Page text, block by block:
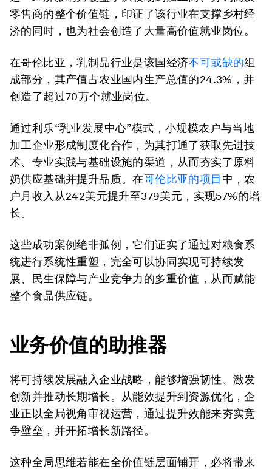
零售商的整个价值链，印证了该行业在支撑乡村经
济的同时，也为社会创造了大量高价值就业岗位。
在哥伦比亚，乳制品行业是该国经济不可或缺的组
成部分，其产值占农业国内生产总值的24.3%，并
创造了超过70万个就业岗位。
通过利乐“乳业发展中心”模式，小规模农户与当地
加工企业形成制度化合作，为其打通了获取先进技
术、专业实践与基础设施的渠道，从而夯实了原料
奶供应基础并提升品质。在哥伦比亚的项目 中，农
户月收入从242美元提升至379美元，实现57%的增
长。
这些成功案例绝非孤例，它们证实了通过对粮食系
统进行系统性重塑，完全可以协同实现可持续发
展、民生保障与产业竞争力的多重价值，从而赋能
整个食品供应链。
业务价值的助推器
将可持续发展融入企业战略，能够增强韧性、激发
创新并推动长期增长。从能效提升到资源优化，企
业正以全局视角审视运营，通过提升效能来夯实竞
争壁垒，并开拓增长新路径。
这种全局思维若能在全价值链层面铺开，必将带来